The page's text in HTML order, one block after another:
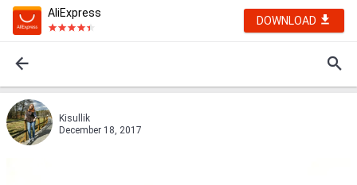
AliExpress
DOWNLOAD
Kisullik
December 18, 2017